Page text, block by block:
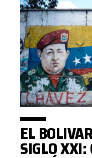
EL
SIGLO